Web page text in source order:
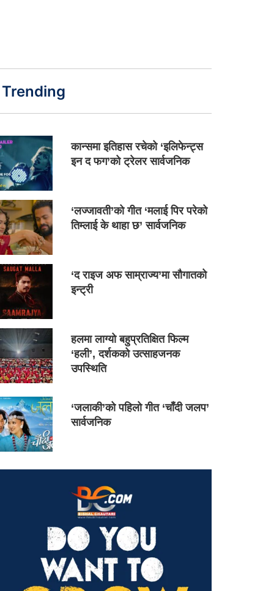
Trending
कान्समा इतिहास रचेको ‘इलिफेन्ट्स
इन द फग’को ट्रेलर सार्वजनिक
‘लज्जावती’को गीत ‘मलाई पिर परेको
तिम्लाई के थाहा छ’ सार्वजनिक
‘द राइज अफ साम्राज्य’मा सौगातको
इन्ट्री
हलमा लाग्यो बहुप्रतिक्षित फिल्म
‘हली’, दर्शकको उत्साहजनक
उपस्थिति
‘जलाकी’को पहिलो गीत ‘चाँदी जलप’
सार्वजनिक